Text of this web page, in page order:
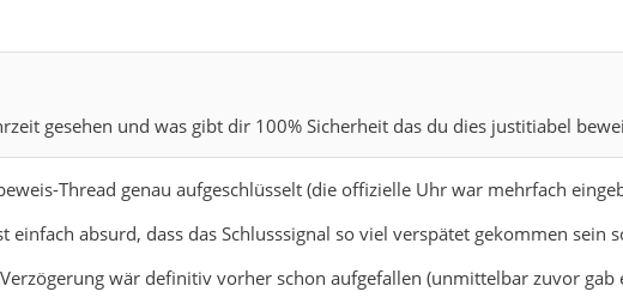
Leuten hier (sind ja ein paar) noch mal die Frage, die ich schon mehrfach
und werden ich auch diesmal nicht. Ich stelle sie trotzdem
die "Bitte" an DYN, solche Situationen "dezent" zu behandeln (um
wilkenjohannes
gesehen und was gibt dir 100% Sicherheit das du dies justitiabel
Thread genau aufgeschlüsselt (die offizielle Uhr war mehrfach
einfach absurd, dass das Schlusssignal so viel verspätet gekommen sein
wär definitiv vorher schon aufgefallen (unmittelbar zuvor